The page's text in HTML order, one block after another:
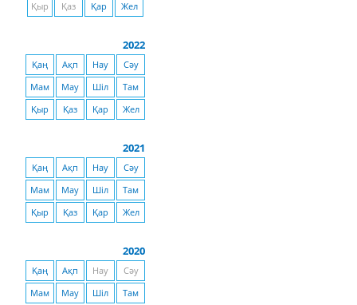
Қыр
Қаз Қар Жел
2022
Қаң Ақп Нау
Сәу
Мам
Мау Шіл
Там
Қыр
Қаз Қар Жел
2021
Қаң Ақп Нау
Сәу
Мам
Мау Шіл
Там
Қыр
Қаз Қар Жел
2020
Қаң Ақп Нау
Сәу
Мам
Мау Шіл
Там